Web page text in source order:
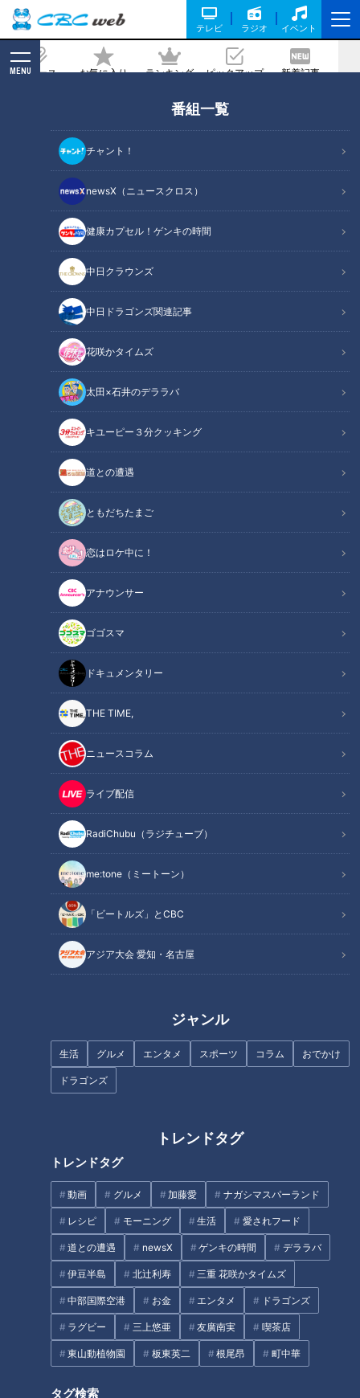
テレビ ラジオ イベント
ニュース お気に入り ランキング ピックアップ 新着記事
MENU
番組一覧
チャント！
newsX（ニュースクロス）
健康カプセル！ゲンキの時間
中日クラウンズ
中日ドラゴンズ関連記事
花咲かタイムズ
太田×石井のデララバ
キユーピー３分クッキング
道との遭遇
ともだちたまご
恋はロケ中に！
アナウンサー
ゴゴスマ
ドキュメンタリー
THE TIME,
ニュースコラム
ライブ配信
RadiChubu（ラジチューブ）
me:tone（ミートーン）
「ビートルズ」とCBC
アジア大会 愛知・名古屋
ジャンル
生活 グルメ エンタメ スポーツ コラム おでかけ
ドラゴンズ
トレンドタグ
トレンドタグ
動画 グルメ 加藤愛 ナガシマスパーランド
レシピ モーニング 生活 愛されフード
道との遭遇 newsX ゲンキの時間 デララバ
伊豆半島 北辻利寿 三重 花咲かタイムズ
中部国際空港 お金 エンタメ ドラゴンズ
ラグビー 三上悠亜 友廣南実 喫茶店
東山動植物園 板東英二 根尾昂 町中華
タグ検索
学ぶ！身体の様々な部位の若返り法
2025/12/28 07:40
CBCテレビ『健康カプセル！ゲンキの時間』
健康カプセル！ゲンキの時間
「健康カプセル！ゲンキの時間」アーカイブ
身近な健康問題とその改善法を、様々なテーマで紹介する番組
『健康カプセル！ゲンキの時間』。
メインMCに石丸幹二さん、サブMCは坂下千里子さんです。
ドクターは、
愛媛大学附属病院
抗加齢予防医療センター長
医学博士 伊賀瀬道也先生
関連リンク
【動画】巻き肩を解消して見た目もスッキリ若
返り！胸を広げて気分も前向きになるストレッ
国立消化器・内視鏡クリニック 院長
医学博士 吉汲祐加子先生
北里大学大学院
医療系研究科医学専攻主任 教授
整形外科医 医学博士 高平尚伸先生です。
今回のテーマは 「〜年は越しても年取るな！〜年末若返りスペ
シャル2025」
なるように…そんな思いを込めて、今回のテーマは「年は越し
ても年取るな！年末若返りスペシャル2025」。血管・腸・
骨・筋肉、身体の様々な部位の若返り法を各分野の名医に教え
てもらいました。
75歳が大転機！「90歳の血管若返り術」
先生直伝！どこでもできる簡単血管若返り術
消化器の名医オススメ！掛川市の快腸グルメ
40代の時の骨を維持！名医の骨と筋肉若返り生活
猫背改善！姿勢若返りストレッチ
オススメ関連コンテンツ
75歳が大転機！「90歳の血管若返り術」